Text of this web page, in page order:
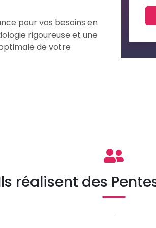
pour vos besoins en
rigoureuse et une
de votre
réalisent des